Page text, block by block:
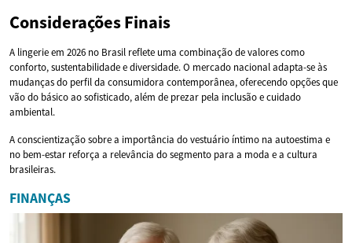
Considerações Finais
A lingerie em 2026 no Brasil reflete uma combinação de valores como
conforto, sustentabilidade e diversidade. O mercado nacional adapta-se às
mudanças do perfil da consumidora contemporânea, oferecendo opções que
vão do básico ao sofisticado, além de prezar pela inclusão e cuidado
ambiental.
A conscientização sobre a importância do vestuário íntimo na autoestima e
no bem-estar reforça a relevância do segmento para a moda e a cultura
brasileiras.
FINANÇAS